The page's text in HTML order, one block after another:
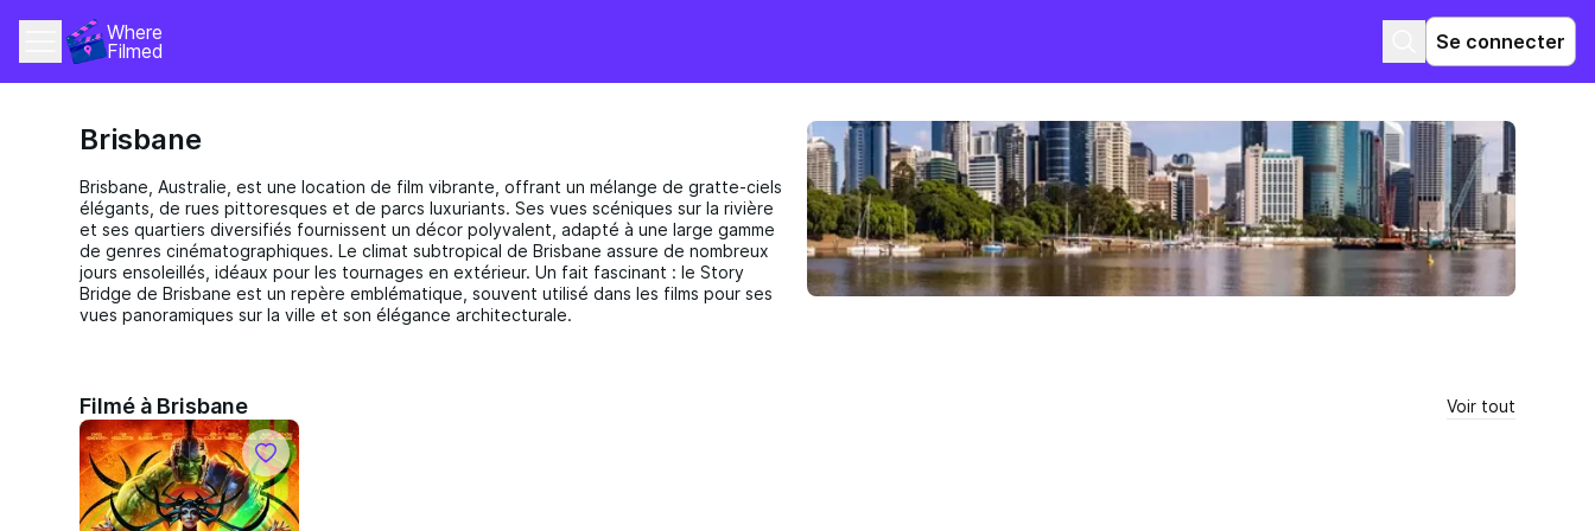
Where
Filmed
Se connecter
Brisbane
Brisbane, Australie, est une location de film vibrante, offrant un mélange de gratte-ciels
élégants, de rues pittoresques et de parcs luxuriants. Ses vues scéniques sur la rivière
et ses quartiers diversifiés fournissent un décor polyvalent, adapté à une large gamme
de genres cinématographiques. Le climat subtropical de Brisbane assure de nombreux
jours ensoleillés, idéaux pour les tournages en extérieur. Un fait fascinant : le Story
Bridge de Brisbane est un repère emblématique, souvent utilisé dans les films pour ses
vues panoramiques sur la ville et son élégance architecturale.
Filmé à Brisbane Voir tout